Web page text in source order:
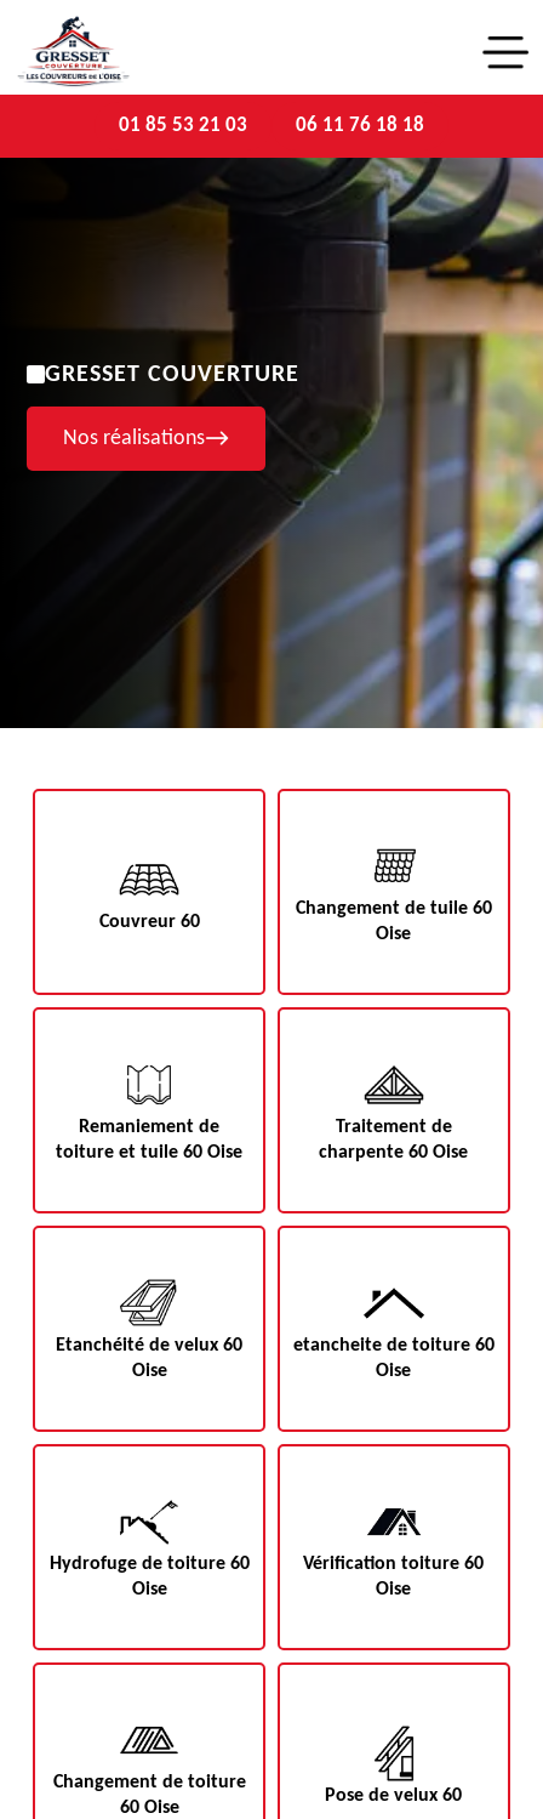
01 85 53 21 03 06 11 76 18 18
GRESSET COUVERTURE
Nos réalisations
Couvreur 60
Changement de tuile 60
Oise
Remaniement de
toiture et tuile 60 Oise
Traitement de
charpente 60 Oise
Etanchéité de velux 60
Oise
etancheite de toiture 60
Oise
Hydrofuge de toiture 60
Oise
Vérification toiture 60
Oise
Changement de toiture
60 Oise
Pose de velux 60